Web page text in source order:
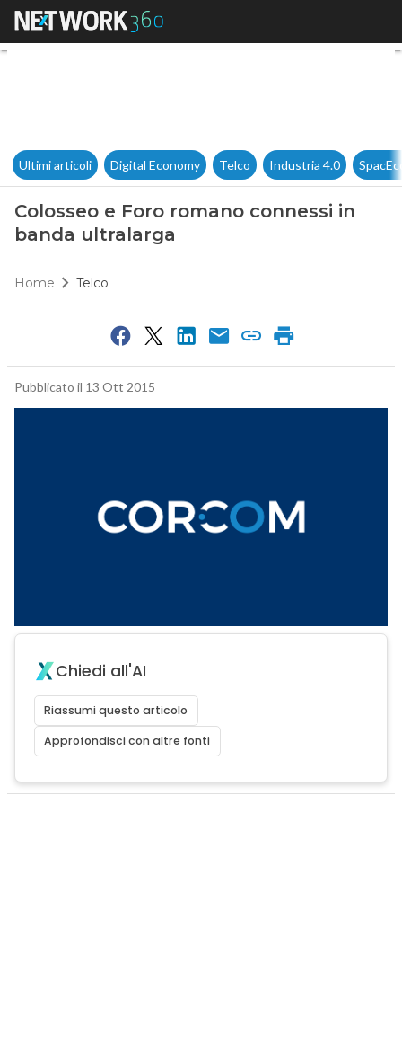
Colosseo e Foro romano
Ultimi articoli Digital Economy Telco Industria 4.0
Colosseo e Foro romano connessi in
banda ultralarga
Home Telco
Pubblicato il 13 Ott 2015
Chiedi all'AI
Riassumi questo articolo
Approfondisci con altre fonti